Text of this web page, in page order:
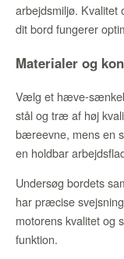
arbejdsmiljø. Kvalitet
dit bord fungerer
Materialer og
Vælg et hæve-
stål og træ af høj
bæreevne, mens en
en holdbar
Undersøg bordets
har præcise
motorens kvalitet og
funktion.